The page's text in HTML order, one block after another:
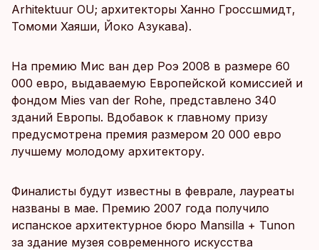
Arhitektuur OU; архитекторы Ханно Гроссшмидт,
Томоми Хаяши, Йоко Азукава).
На премию Мис ван дер Роэ 2008 в размере 60
000 евро, выдаваемую Европейской комиссией и
фондом Mies van der Rohe, представлено 340
зданий Европы. Вдобавок к главному призу
предусмотрена премия размером 20 000 евро
лучшему молодому архитектору.
Финалисты будут известны в феврале, лауреаты
названы в мае. Премию 2007 года получило
испанское архитектурное бюро Mansilla + Tunon
за здание музея современного искусства